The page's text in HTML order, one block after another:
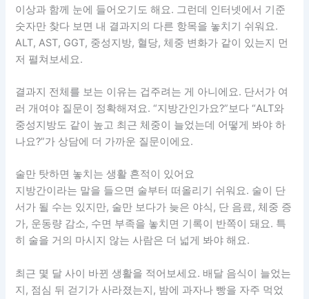
이상과 함께 눈에 들어오기도 해요. 그런데 인터넷에서 기준
숫자만 찾다 보면 내 결과지의 다른 항목을 놓치기 쉬워요.
ALT, AST, GGT, 중성지방, 혈당, 체중 변화가 같이 있는지 먼
저 펼쳐보세요.
결과지 전체를 보는 이유는 겁주려는 게 아니에요. 단서가 여
러 개여야 질문이 정확해져요. “지방간인가요?”보다 “ALT와
중성지방도 같이 높고 최근 체중이 늘었는데 어떻게 봐야 하
나요?”가 상담에 더 가까운 질문이에요.
술만 탓하면 놓치는 생활 흔적이 있어요
지방간이라는 말을 들으면 술부터 떠올리기 쉬워요. 술이 단
서가 될 수는 있지만, 술만 보다가 늦은 야식, 단 음료, 체중 증
가, 운동량 감소, 수면 부족을 놓치면 기록이 반쪽이 돼요. 특
히 술을 거의 마시지 않는 사람은 더 넓게 봐야 해요.
최근 몇 달 사이 바뀐 생활을 적어보세요. 배달 음식이 늘었는
지, 점심 뒤 걷기가 사라졌는지, 밤에 과자나 빵을 자주 먹었